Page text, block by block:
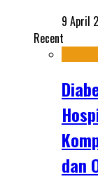
9 April
Recent
dan